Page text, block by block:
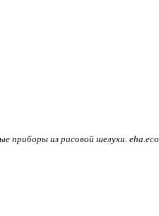
приборы из рисовой шелухи. eha.eco